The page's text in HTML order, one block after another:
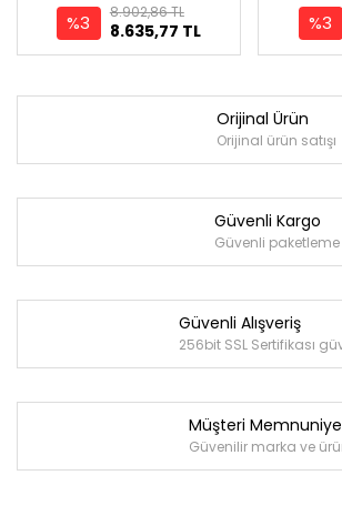
%3 8.635,77 TL
8.902,86 TL %3
Orijinal Ürün
Orijinal ürün satışı
Güvenli Kargo
Güvenli paketleme
Güvenli Alışveriş
256bit SSL Sertifikası
Müşteri
Güvenilir marka ve